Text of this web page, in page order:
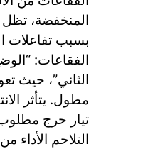
المنخفضة، تظل
بسبب تفاعلات
الفقاعات:
الثاني”، حيث
مطول. يتأثر
تيار حرج مطلوب
التلاحم الأداء